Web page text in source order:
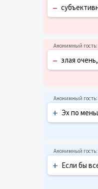
–
– злая
+ Эх по
+ Если бы